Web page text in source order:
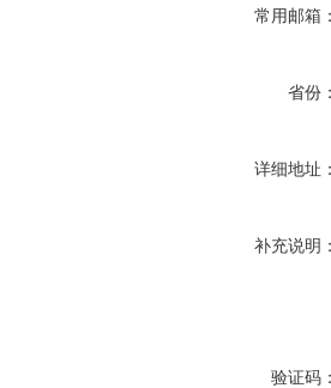
常用邮箱
省份
详细地址
补充说明
验证码